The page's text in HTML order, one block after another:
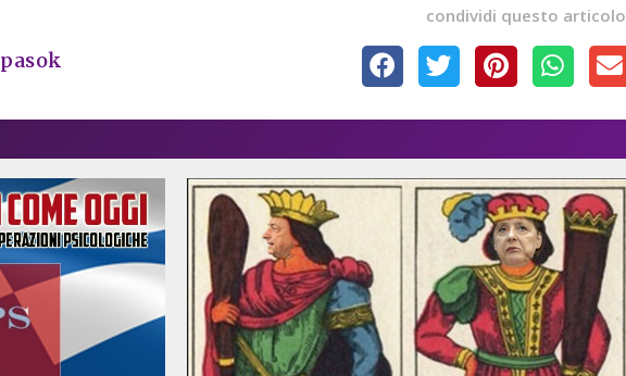
pasok
condividi questo